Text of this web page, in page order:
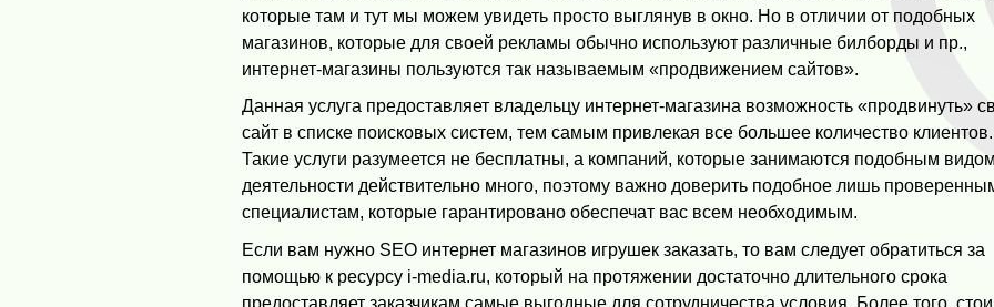
которые там и тут мы можем увидеть просто выглянув в окно. Но в отличии от подобных
магазинов, которые для своей рекламы обычно используют различные билборды и пр.,
интернет-магазины пользуются так называемым «продвижением сайтов».
Данная услуга предоставляет владельцу интернет-магазина возможность «продвинуть»
сайт в списке поисковых систем, тем самым привлекая все большее количество клиентов.
Такие услуги разумеется не бесплатны, а компаний, которые занимаются подобным видом
деятельности действительно много, поэтому важно доверить подобное лишь
специалистам, которые гарантировано обеспечат вас всем необходимым.
Если вам нужно SEO интернет магазинов игрушек заказать, то вам следует обратиться за
помощью к ресурсу i-media.ru, который на протяжении достаточно длительного срока
предоставляет заказчикам самые выгодные для сотрудничества условия. Более того,